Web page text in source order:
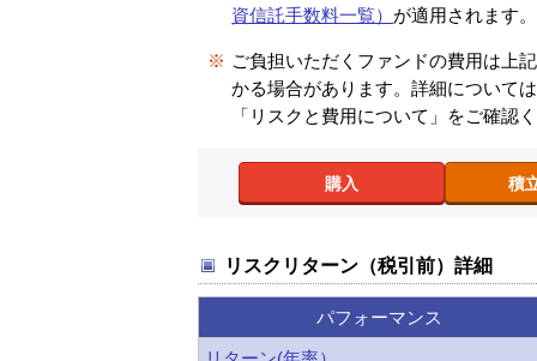
資信託手数料一覧） が適用されます。
※ ご負担いただくファンドの費用は上
かる場合があります。詳細について
「リスクと費用について」をご確認
購入 積
リスクリターン（税引前）詳細
パフォーマンス